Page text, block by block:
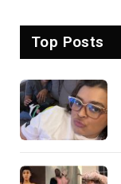
Top Posts